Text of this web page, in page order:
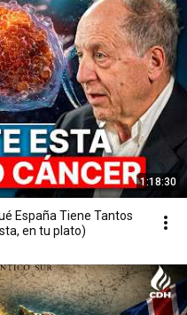
1:18:30
España Tiene Tantos
en tu plato)